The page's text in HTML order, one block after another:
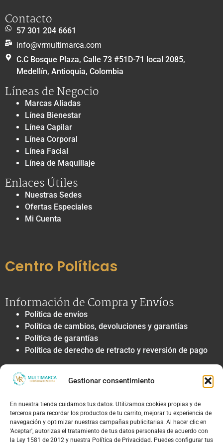
Gestionar consentimiento
En nuestra tienda cuidamos tus datos. Utilizamos cookies propias y de
terceros para recordar los productos de tu carrito, mejorar tu experiencia de
navegación y optimizar nuestras campañas publicitarias. Al hacer clic en
'Aceptar', autorizas el tratamiento de tus datos personales de acuerdo con
la Ley 1581 de 2012 y nuestra Política de Privacidad. Puedes configurar tus
Contacto
57 301 204 6661
info@vrmultimarca.com
C.C Bosque Plaza, Calle 73 #51D-71 local 2085,
Medellín, Antioquia, Colombia
Líneas de Negocio
Marcas Aliadas
Línea Bienestar
Línea Capilar
Línea Corporal
Línea Facial
Línea de Maquillaje
Enlaces Útiles
Nuestras Sedes
Ofertas Especiales
Mi Cuenta
Centro Políticas
Información de Compra y Envíos
Política de envíos
Política de cambios, devoluciones y garantías
Política de garantías
Política de derecho de retracto y reversión de pago
Privacidad y Tratamiento de Datos
Política de privacidad y tratamiento de datos
Autorización de contacto, marketing y
comunicaciones comerciales
Política de cookies